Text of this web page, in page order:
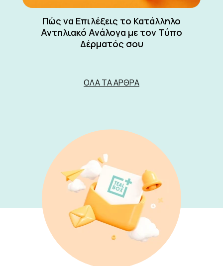
Πώς να Επιλέξεις το Κατάλληλο
Αντηλιακό Ανάλογα με τον Τύπο
Δέρματός σου
ΌΛΑ ΤΑ ΆΡΘΡΑ